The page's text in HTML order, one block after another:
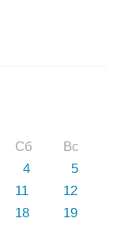
Сб
Вс
4
5
11
12
18
19